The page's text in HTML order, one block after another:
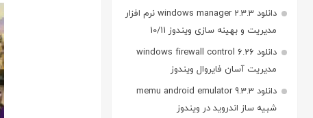
دانلود windows manager 2.3.3 نرم افزار
مدیریت و بهینه سازی ویندوز 10/11
دانلود windows firewall control 6.26
مدیریت آسان فایروال ویندوز
دانلود memu android emulator 9.3.3
شبیه ساز اندروید در ویندوز